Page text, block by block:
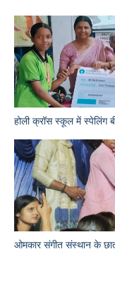
होली क्रॉस स्कूल में स्पेलिंग
ओमकार संगीत संस्थान के